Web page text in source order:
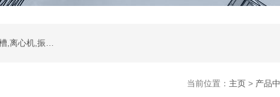
当前位置： 主页> 产品